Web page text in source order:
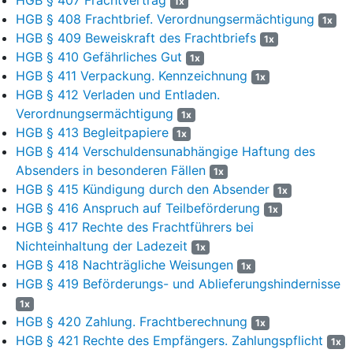
erforderlich. Der AN ist verpflichtet, die Dokumente innerhalb
von 14 Tagen ab Anlieferung der Sendung zur Verfügung zu
stellen. Wird die vorstehende Verpflichtung nicht fristgerecht
erfüllt, so ist D. bzw. der AN berechtigt, statt Rückgabe
Schadensersatz in Geld zu verlangen. Die Höhe des zu
leistenden Schadensersatzes beträgt 7,50 € je Europalette
(EP), 85 € je Gitterbox (GB) und 6 € je Düsseldorfer-Palette
(DD) […] Von der für diesen Frachtauftrag vereinbarten
Vergütung entfallen 5 % auf den Palettentausch.“
In unregelmäßigen Abständen übersandte die Beklagte dem
Kläger „Lademittelabstimmungen“ zur schriftlichen
Bestätigung, in welchen der aus Sicht der Beklagten
errechnete „Lademittelkontostand“ über das Bestehen eines
Paletten- bzw. Gitterboxensaldos zu Gunsten einer der beiden
Parteien festgestellt wurde. Auf den Lademittelabstimmungen
befand sich im unteren Bereich stets der folgende Hinweis:
Wir arbeiten ausschließlich aufgrund der Allgemeinen
Deutschen Spediteurbedingungen (ADSp) in der jeweils
aktuellen Fassung“.
HGB § 408 Frachtbrief. Verordnungsermächtigung 1x
HGB § 409 Beweiskraft des Frachtbriefs 1x
HGB § 410 Gefährliches Gut 1x
HGB § 411 Verpackung. Kennzeichnung 1x
HGB § 412 Verladen und Entladen.
Verordnungsermächtigung
1x
HGB § 413 Begleitpapiere 1x
HGB § 414 Verschuldensunabhängige Haftung des
Absenders in besonderen Fällen
1x
HGB § 415 Kündigung durch den Absender 1x
HGB § 416 Anspruch auf Teilbeförderung 1x
HGB § 417 Rechte des Frachtführers bei
Nichteinhaltung der Ladezeit
1x
HGB § 418 Nachträgliche Weisungen 1x
HGB § 419 Beförderungs- und Ablieferungshindernisse
1x
HGB § 420 Zahlung. Frachtberechnung 1x
HGB § 421 Rechte des Empfängers. Zahlungspflicht 1x